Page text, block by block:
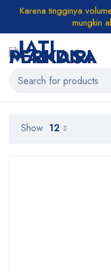
Karena tingginya
mungkin
Show 12